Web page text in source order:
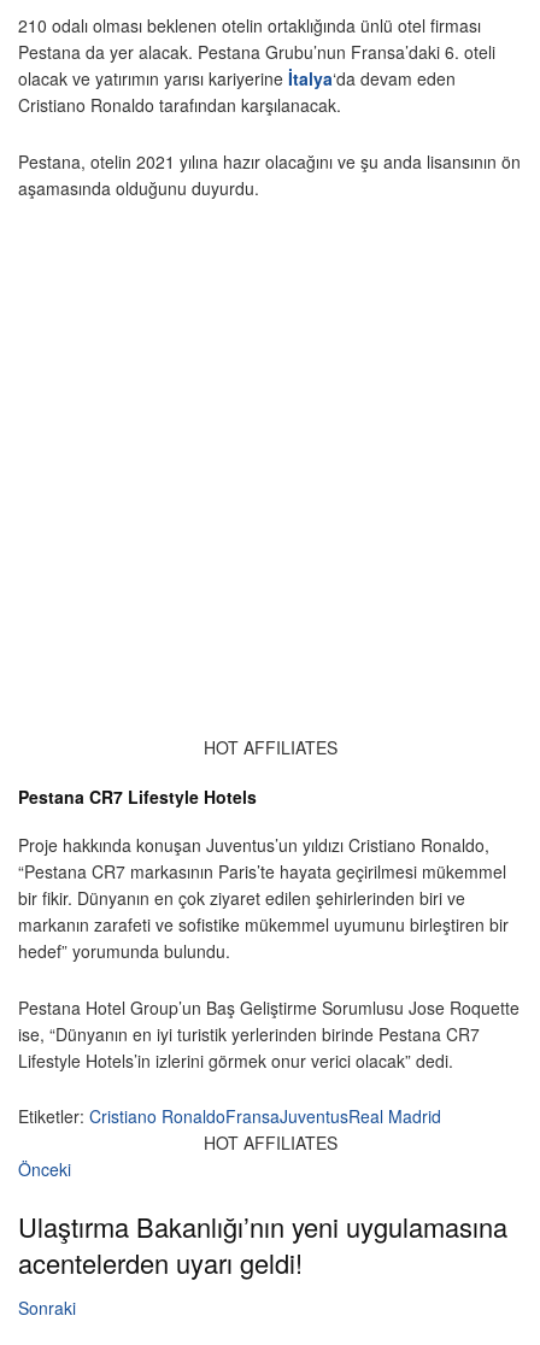
210 odalı olması beklenen otelin ortaklığında ünlü otel firması
Pestana da yer alacak. Pestana Grubu’nun Fransa’daki 6. oteli
olacak ve yatırımın yarısı kariyerine İtalya‘da devam eden
Cristiano Ronaldo tarafından karşılanacak.
Pestana, otelin 2021 yılına hazır olacağını ve şu anda lisansının ön
aşamasında olduğunu duyurdu.
HOT AFFILIATES
Pestana CR7 Lifestyle Hotels
Proje hakkında konuşan Juventus’un yıldızı Cristiano Ronaldo,
“Pestana CR7 markasının Paris’te hayata geçirilmesi mükemmel
bir fikir. Dünyanın en çok ziyaret edilen şehirlerinden biri ve
markanın zarafeti ve sofistike mükemmel uyumunu birleştiren bir
hedef” yorumunda bulundu.
Pestana Hotel Group’un Baş Geliştirme Sorumlusu Jose Roquette
ise, “Dünyanın en iyi turistik yerlerinden birinde Pestana CR7
Lifestyle Hotels’in izlerini görmek onur verici olacak” dedi.
Etiketler: Cristiano RonaldoFransaJuventusReal Madrid
HOT AFFILIATES
Önceki
Ulaştırma Bakanlığı’nın yeni uygulamasına
acentelerden uyarı geldi!
Sonraki